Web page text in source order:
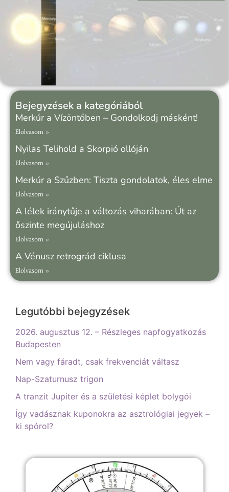
Bejegyzések a kategóriából
Merkúr a Vízöntőben – Gondolkodj másként!
Elolvasom »
Nyilas Telihold a Skorpió ollóján
Elolvasom »
Merkúr a Szűzben: Tiszta gondolatok, éles elme
Elolvasom »
A lélek iránytűje a változás viharában: Út az
őszinte megújuláshoz
Elolvasom »
A Vénusz retrográd ciklusa
Elolvasom »
Legutóbbi bejegyzések
2026. augusztus 12. – Részleges napfogyatkozás
Budapesten
Nem vagy fáradt, csak frekvenciát váltasz
Nap-Szaturnusz trigon
A tranzit Jupiter és a születési képlet bolygói
Így vadásznak kuponokra az asztrológiai jegyek –
ki spórol?